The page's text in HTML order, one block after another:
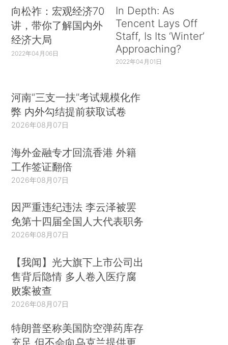
向松祚：宏观经济70
讲，带你了解国内外
经济大局
2022年04月06日
In Depth: As
Tencent Lays Off
Staff, Is Its ‘Winter’
Approaching?
2022年04月01日
河南“三支一扶”考试规模化作
弊 内外勾结提前获取试卷
2026年08月07日
海外金融专才回流香港 外籍
工作签证翻倍
2026年08月07日
因严重违纪违法 李云泽被罢
免第十四届全国人大代表职务
2026年08月07日
【我闻】光大旗下上市公司出
售背后隐情 多人卷入医疗腐
败案被查
2026年08月07日
特朗普坚称美国防空弹药库存
充足 但不会向乌克兰提供更